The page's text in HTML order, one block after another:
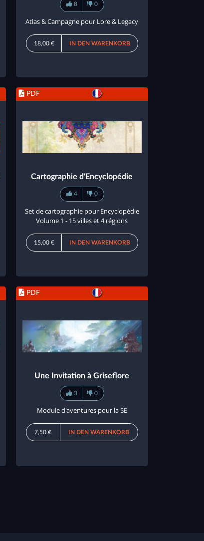
8 0
Atlas & Campagne pour Lore & Legacy
18,00 € IN DEN WARENKORB
PDF
Cartographie d'Encyclopédie
4 0
Set de cartographie pour Encyclopédie
Volume 1 - 15 villes et 4 régions
15,00 € IN DEN WARENKORB
PDF
Une Invitation à Griseflore
3 0
Module d'aventures pour la 5E
7,50 € IN DEN WARENKORB